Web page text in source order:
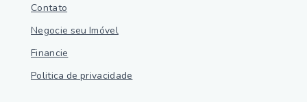
Contato
Negocie seu Imóvel
Financie
Politica de privacidade